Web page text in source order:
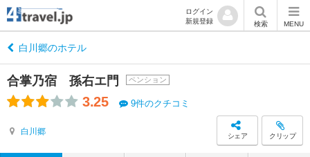
ログイン
新規登録
検索 MENU
白川郷のホテル
合掌乃宿 孫右エ門 ペンション
3.25 9件のクチコミ
白川郷 シェア クリップ